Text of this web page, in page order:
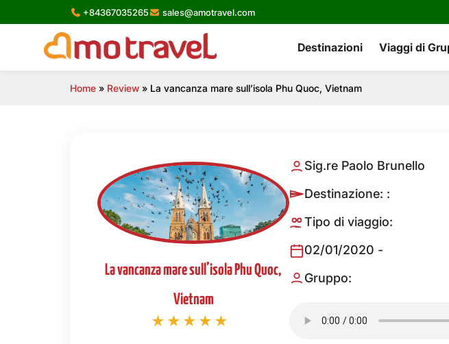
+84367035265 sales@amotravel.com
Destinazioni Viaggi di
Home » Review » La vancanza mare sull’isola Phu Quoc, Vietnam
La vancanza mare sull’isola Phu Quoc,
Vietnam
★★★★★
Sig.re Paolo Brunello
Destinazione: :
Tipo di viaggio:
02/01/2020 -
Gruppo: